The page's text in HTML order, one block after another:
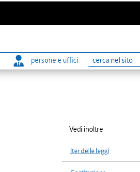
persone e uffici
Ricerca
Vedi inoltre
Iter delle leggi